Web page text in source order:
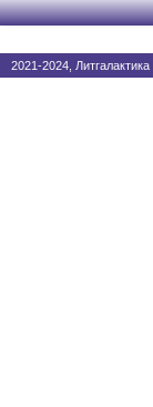
2021-2024,